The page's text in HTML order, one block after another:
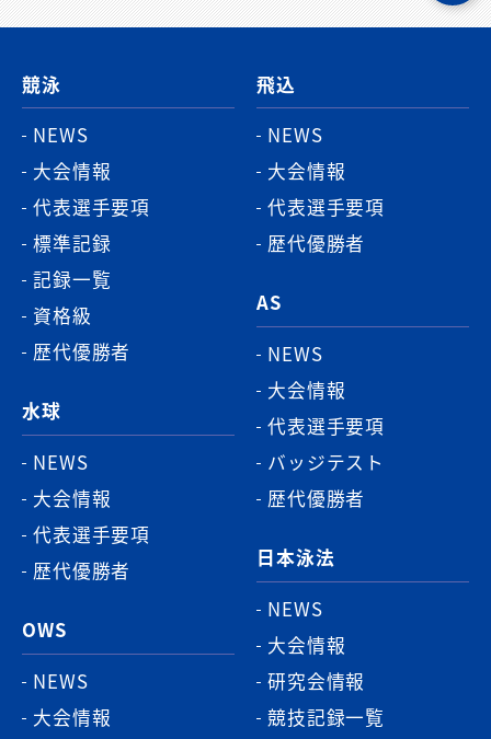
競泳
NEWS
大会情報
代表選手要項
標準記録
記録一覧
資格級
歴代優勝者
水球
NEWS
大会情報
代表選手要項
歴代優勝者
OWS
NEWS
大会情報
飛込
NEWS
大会情報
代表選手要項
歴代優勝者
AS
NEWS
大会情報
代表選手要項
バッジテスト
歴代優勝者
日本泳法
NEWS
大会情報
研究会情報
競技記録一覧